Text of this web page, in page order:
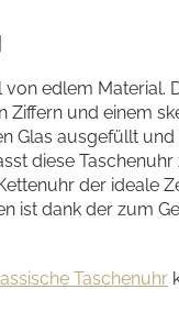
edlem Material.
und einem
Glas ausgefüllt
diese
der ideale
ist dank der zum
Taschenuhr